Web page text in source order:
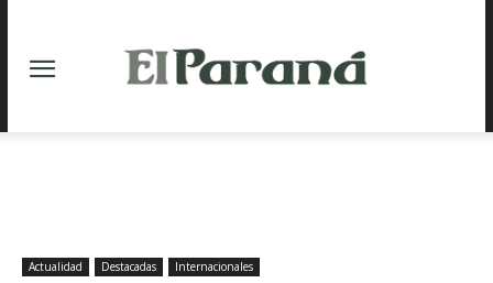
Actualidad Destacadas Internacionales